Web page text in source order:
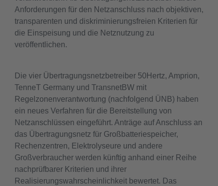
Anforderungen für den Netzanschluss nach objektiven,
transparenten und diskriminierungsfreien Kriterien für
die Einspeisung und die Netznutzung zu
veröffentlichen.
Die vier Übertragungsnetzbetreiber 50Hertz, Amprion,
TenneT Germany und TransnetBW mit
Regelzonenverantwortung (nachfolgend ÜNB) haben
ein neues Verfahren für die Bereitstellung von
Netzanschlüssen eingeführt. Anträge auf Anschluss an
das Übertragungsnetz für Großbatteriespeicher,
Rechenzentren, Elektrolyseure und andere
Großverbraucher werden künftig anhand einer Reihe
nachprüfbarer Kriterien und ihrer
Realisierungswahrscheinlichkeit bewertet. Das